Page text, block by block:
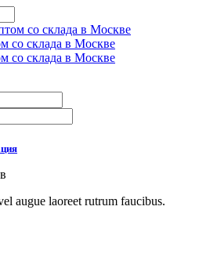
augue laoreet rutrum faucibus.